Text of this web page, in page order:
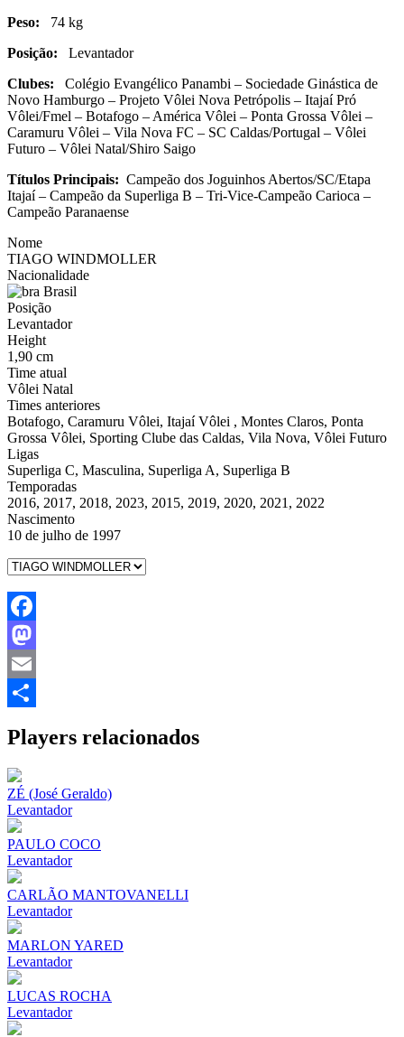
Peso: 74 kg
Posição: Levantador
Clubes: Colégio Evangélico Panambi – Sociedade Ginástica de
Novo Hamburgo – Projeto Vôlei Nova Petrópolis – Itajaí Pró
Vôlei/Fmel – Botafogo – América Vôlei – Ponta Grossa Vôlei –
Caramuru Vôlei – Vila Nova FC – SC Caldas/Portugal – Vôlei
Futuro – Vôlei Natal/Shiro Saigo
Títulos Principais: Campeão dos Joguinhos Abertos/SC/Etapa
Itajaí – Campeão da Superliga B – Tri-Vice-Campeão Carioca –
Campeão Paranaense
Nome
TIAGO WINDMOLLER
Nacionalidade
Brasil
Posição
Levantador
Height
1,90 cm
Time atual
Vôlei Natal
Times anteriores
Botafogo, Caramuru Vôlei, Itajaí Vôlei , Montes Claros, Ponta
Grossa Vôlei, Sporting Clube das Caldas, Vila Nova, Vôlei Futuro
Ligas
Superliga C, Masculina, Superliga A, Superliga B
Temporadas
2016, 2017, 2018, 2023, 2015, 2019, 2020, 2021, 2022
Nascimento
10 de julho de 1997
Facebook
Mastodon
Email
Players relacionados
ZÉ (José Geraldo)
Levantador
PAULO COCO
Levantador
CARLÃO MANTOVANELLI
Levantador
MARLON YARED
Levantador
LUCAS ROCHA
Levantador